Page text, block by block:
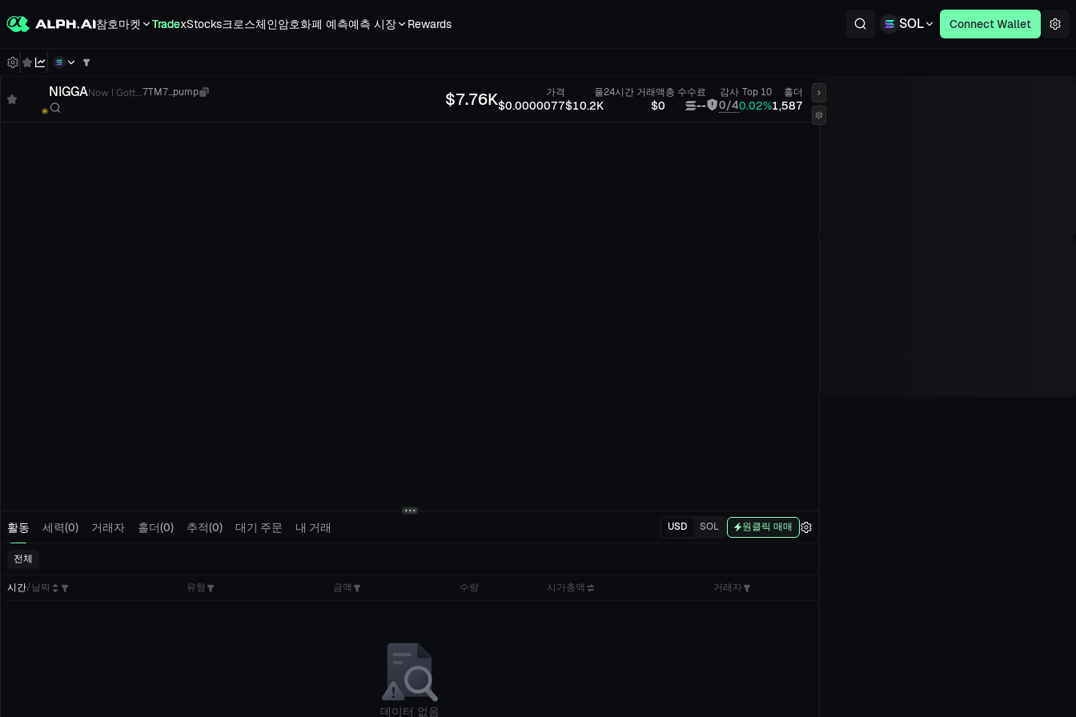
참호마켓 TradexStocks크로스체인암호화폐 예측예측 시장 Rewards SOL Connect Wallet
NIGGANow I Gott... 7TM7...pump $7.76K 가격
$0.0000077
풀
$10.2K
24시간 거래액
$0
총 수수료
--
감사
0/4
Top 10
0.02%
홀더
1,587
활동 세력(0) 거래자 홀더(0) 추적(0) 대기 주문 내 거래 USD SOL 원클릭 매매
전체
시간/날짜 유형 금액 수량 시가총액 거래자
데이터 없음